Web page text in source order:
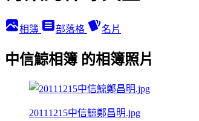
相簿 部落格 名片
中信鯨相簿 的相簿照片
20111215中信鯨鄭昌明.jpg